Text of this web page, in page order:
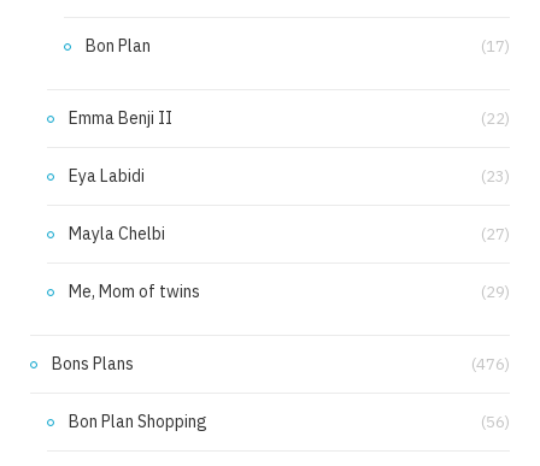
Bon Plan (17)
Emma Benji II (22)
Eya Labidi (23)
Mayla Chelbi (27)
Me, Mom of twins (29)
Bons Plans (476)
Bon Plan Shopping (56)